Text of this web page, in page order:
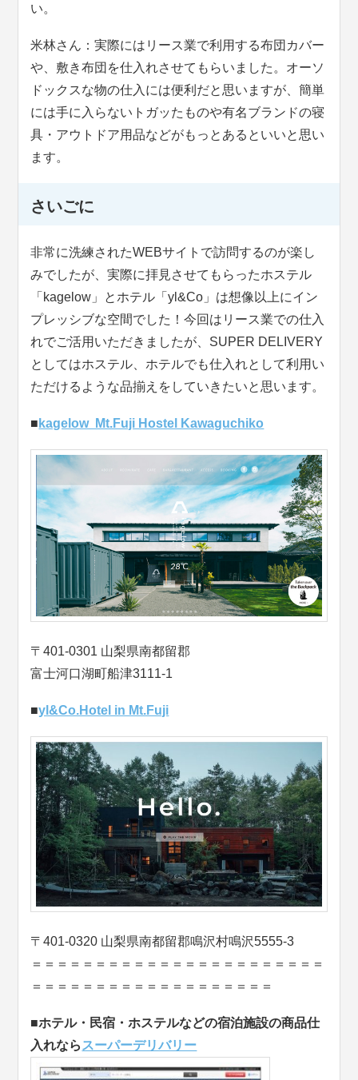
い。
米林さん：実際にはリース業で利用する布団カバー
や、敷き布団を仕入れさせてもらいました。オーソ
ドックスな物の仕入には便利だと思いますが、簡単
には手に入らないトガッたものや有名ブランドの寝
具・アウトドア用品などがもっとあるといいと思い
ます。
さいごに
非常に洗練されたWEBサイトで訪問するのが楽し
みでしたが、実際に拝見させてもらったホステル
「kagelow」とホテル「yl&Co」は想像以上にイン
プレッシブな空間でした！今回はリース業での仕入
れでご活用いただきましたが、SUPER DELIVERY
としてはホステル、ホテルでも仕入れとして利用い
ただけるような品揃えをしていきたいと思います。
■ kagelow Mt.Fuji Hostel Kawaguchiko
〒401-0301 山梨県南都留郡
富士河口湖町船津3111-1
■yl&Co.Hotel in Mt.Fuji
〒401-0320 山梨県南都留郡鳴沢村鳴沢5555-3
＝＝＝＝＝＝＝＝＝＝＝＝＝＝＝＝＝＝＝＝＝＝＝
＝＝＝＝＝＝＝＝＝＝＝＝＝＝＝＝＝＝＝
■ホテル・民宿・ホステルなどの宿泊施設の商品仕
入れなら スーパーデリバリー